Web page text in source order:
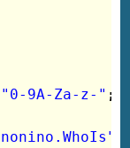
"0-9A-Za-z-" ;